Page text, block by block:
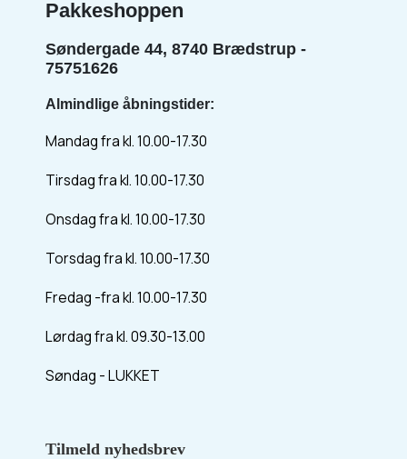
Pakkeshoppen
Søndergade 44, 8740 Brædstrup -
75751626
Almindlige åbningstider:
Mandag fra kl. 10.00-17.30
Tirsdag fra kl. 10.00-17.30
Onsdag fra kl. 10.00-17.30
Torsdag fra kl. 10.00-17.30
Fredag -fra kl. 10.00-17.30
Lørdag fra kl. 09.30-13.00
Søndag - LUKKET
Tilmeld nyhedsbrev